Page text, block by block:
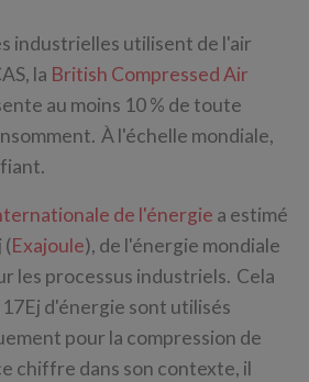
industrielles utilisent de l'air
la British Compressed Air
au moins 10 % de toute
À l'échelle mondiale,
de l'énergie a estimé
(Exajoule), de l'énergie mondiale
les processus industriels. Cela
d'énergie sont utilisés
pour la compression de
chiffre dans son contexte, il